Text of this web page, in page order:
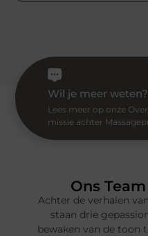
Wil je meer weten?
Lees meer op onze
missie achter
Ons
Achter de verhalen
staan drie
bewaken van de toon